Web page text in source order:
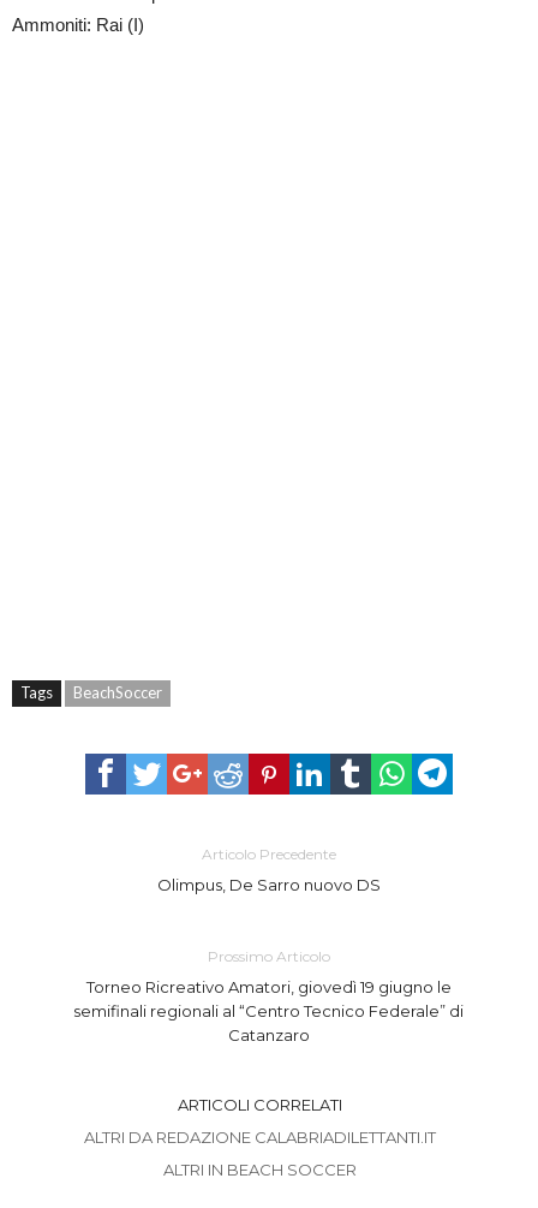
Ammoniti: Rai (I)
Tags BeachSoccer
Articolo Precedente
Olimpus, De Sarro nuovo DS
Prossimo Articolo
Torneo Ricreativo Amatori, giovedì 19 giugno le
semifinali regionali al “Centro Tecnico Federale” di
Catanzaro
ARTICOLI CORRELATI
ALTRI DA REDAZIONE CALABRIADILETTANTI.IT
ALTRI IN BEACH SOCCER